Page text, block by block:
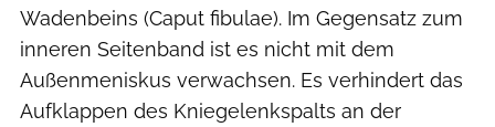
Wadenbeins (Caput fibulae). Im Gegensatz zum
inneren Seitenband ist es nicht mit dem
Außenmeniskus verwachsen. Es verhindert das
Aufklappen des Kniegelenkspalts an der